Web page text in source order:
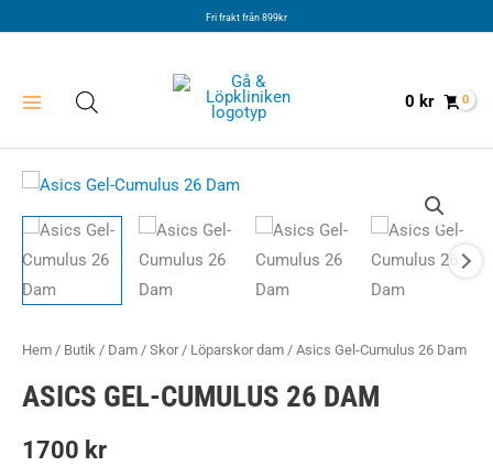
Fri frakt från 899kr
0 kr
Hem / Butik / Dam / Skor/ Löparskor dam / Asics Gel-Cumulus 26 Dam
ASICS GEL-CUMULUS 26 DAM
1700 kr